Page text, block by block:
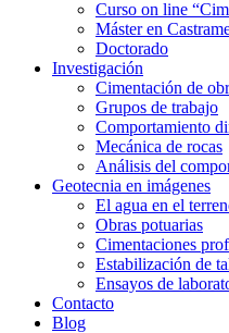
Curso on line
Máster en
Doctorado
Investigación
Cimentación de
Grupos de trabajo
Comportamiento
Mecánica de rocas
Análisis del
Geotecnia en imágenes
El agua en el
Obras potuarias
Cimentaciones
Estabilización de
Ensayos de
Contacto
Blog